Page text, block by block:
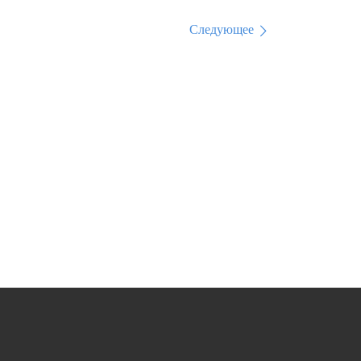
Следующее